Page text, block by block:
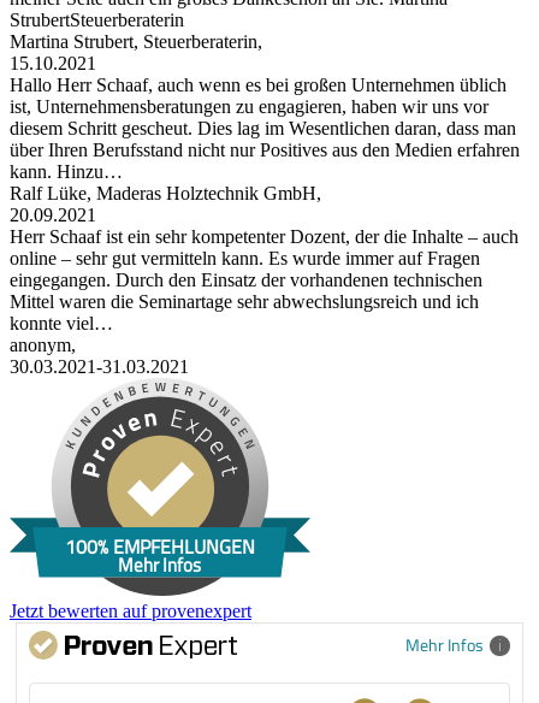
StrubertSteuerberaterin
Martina Strubert, Steuerberaterin,
15.10.2021
Hallo Herr Schaaf, auch wenn es bei großen Unternehmen üblich
ist, Unternehmensberatungen zu engagieren, haben wir uns vor
diesem Schritt gescheut. Dies lag im Wesentlichen daran, dass man
über Ihren Berufsstand nicht nur Positives aus den Medien erfahren
kann. Hinzu…
Ralf Lüke, Maderas Holztechnik GmbH,
20.09.2021
Herr Schaaf ist ein sehr kompetenter Dozent, der die Inhalte – auch
online – sehr gut vermitteln kann. Es wurde immer auf Fragen
eingegangen. Durch den Einsatz der vorhandenen technischen
Mittel waren die Seminartage sehr abwechslungsreich und ich
konnte viel…
anonym,
30.03.2021-31.03.2021
100% EMPFEHLUNGEN
Mehr Infos
Jetzt bewerten auf provenexpert
Mehr Infos